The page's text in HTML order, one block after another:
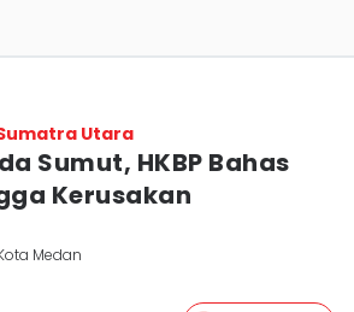
Utara
Sumut, HKBP Bahas
Kerusakan
Medan